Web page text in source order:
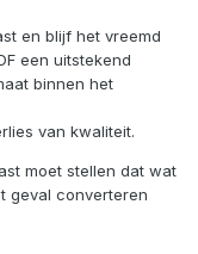
en blijf het vreemd
een uitstekend
binnen het
van kwaliteit.
moet stellen dat wat
geval converteren